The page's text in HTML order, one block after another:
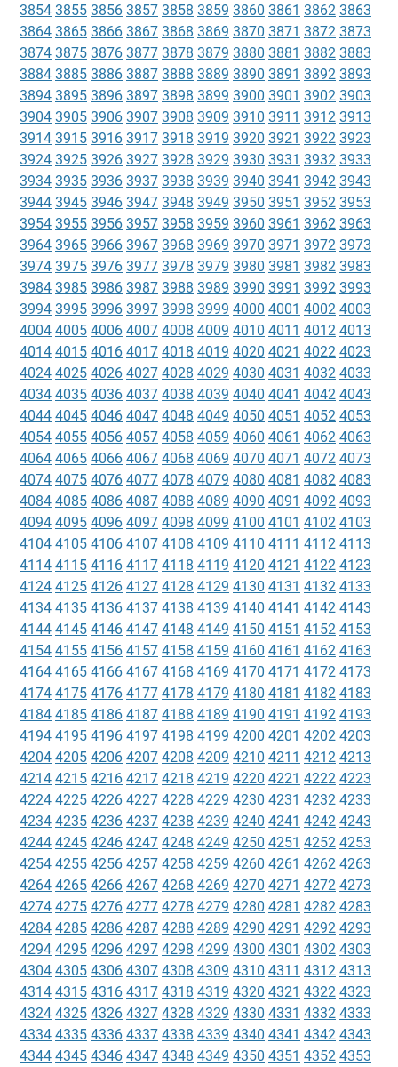
3854 3855 3856 3857 3858 3859 3860 3861 3862 3863
3864 3865 3866 3867 3868 3869 3870 3871 3872 3873
3874 3875 3876 3877 3878 3879 3880 3881 3882 3883
3884 3885 3886 3887 3888 3889 3890 3891 3892 3893
3894 3895 3896 3897 3898 3899 3900 3901 3902 3903
3904 3905 3906 3907 3908 3909 3910 3911 3912 3913
3914 3915 3916 3917 3918 3919 3920 3921 3922 3923
3924 3925 3926 3927 3928 3929 3930 3931 3932 3933
3934 3935 3936 3937 3938 3939 3940 3941 3942 3943
3944 3945 3946 3947 3948 3949 3950 3951 3952 3953
3954 3955 3956 3957 3958 3959 3960 3961 3962 3963
3964 3965 3966 3967 3968 3969 3970 3971 3972 3973
3974 3975 3976 3977 3978 3979 3980 3981 3982 3983
3984 3985 3986 3987 3988 3989 3990 3991 3992 3993
3994 3995 3996 3997 3998 3999 4000 4001 4002 4003
4004 4005 4006 4007 4008 4009 4010 4011 4012 4013
4014 4015 4016 4017 4018 4019 4020 4021 4022 4023
4024 4025 4026 4027 4028 4029 4030 4031 4032 4033
4034 4035 4036 4037 4038 4039 4040 4041 4042 4043
4044 4045 4046 4047 4048 4049 4050 4051 4052 4053
4054 4055 4056 4057 4058 4059 4060 4061 4062 4063
4064 4065 4066 4067 4068 4069 4070 4071 4072 4073
4074 4075 4076 4077 4078 4079 4080 4081 4082 4083
4084 4085 4086 4087 4088 4089 4090 4091 4092 4093
4094 4095 4096 4097 4098 4099 4100 4101 4102 4103
4104 4105 4106 4107 4108 4109 4110 4111 4112 4113
4114 4115 4116 4117 4118 4119 4120 4121 4122 4123
4124 4125 4126 4127 4128 4129 4130 4131 4132 4133
4134 4135 4136 4137 4138 4139 4140 4141 4142 4143
4144 4145 4146 4147 4148 4149 4150 4151 4152 4153
4154 4155 4156 4157 4158 4159 4160 4161 4162 4163
4164 4165 4166 4167 4168 4169 4170 4171 4172 4173
4174 4175 4176 4177 4178 4179 4180 4181 4182 4183
4184 4185 4186 4187 4188 4189 4190 4191 4192 4193
4194 4195 4196 4197 4198 4199 4200 4201 4202 4203
4204 4205 4206 4207 4208 4209 4210 4211 4212 4213
4214 4215 4216 4217 4218 4219 4220 4221 4222 4223
4224 4225 4226 4227 4228 4229 4230 4231 4232 4233
4234 4235 4236 4237 4238 4239 4240 4241 4242 4243
4244 4245 4246 4247 4248 4249 4250 4251 4252 4253
4254 4255 4256 4257 4258 4259 4260 4261 4262 4263
4264 4265 4266 4267 4268 4269 4270 4271 4272 4273
4274 4275 4276 4277 4278 4279 4280 4281 4282 4283
4284 4285 4286 4287 4288 4289 4290 4291 4292 4293
4294 4295 4296 4297 4298 4299 4300 4301 4302 4303
4304 4305 4306 4307 4308 4309 4310 4311 4312 4313
4314 4315 4316 4317 4318 4319 4320 4321 4322 4323
4324 4325 4326 4327 4328 4329 4330 4331 4332 4333
4334 4335 4336 4337 4338 4339 4340 4341 4342 4343
4344 4345 4346 4347 4348 4349 4350 4351 4352 4353